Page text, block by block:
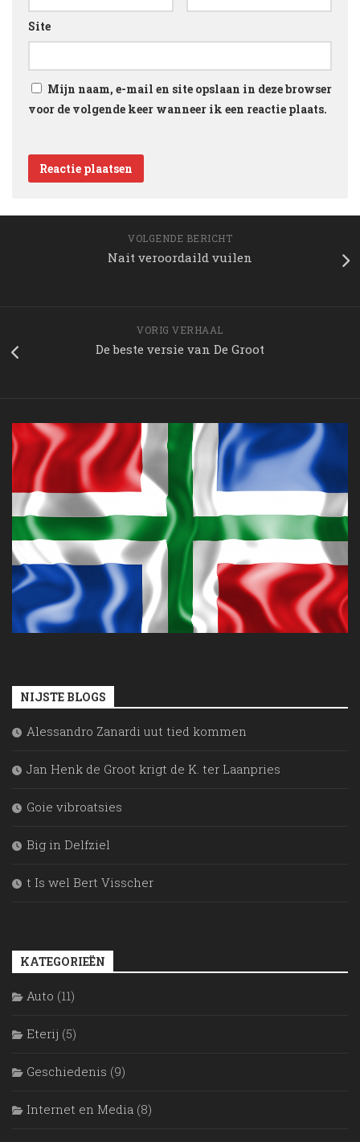
Site
Mijn naam, e-mail en site opslaan in deze browser
voor de volgende keer wanneer ik een reactie plaats.
VOLGENDE BERICHT
Nait veroordaild vuilen
VORIG VERHAAL
De beste versie van De Groot
NIJSTE BLOGS
Alessandro Zanardi uut tied kommen
Jan Henk de Groot krigt de K. ter Laanpries
Goie vibroatsies
Big in Delfziel
t Is wel Bert Visscher
KATEGORIEËN
Auto (11)
Eterij (5)
Geschiedenis (9)
Internet en Media (8)